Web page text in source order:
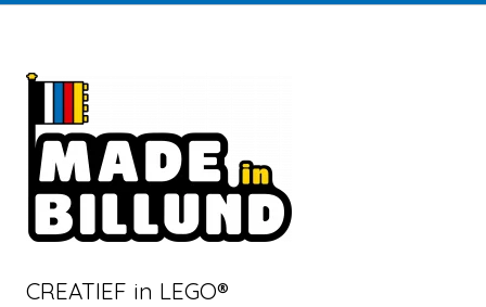
CREATIEF in LEGO®